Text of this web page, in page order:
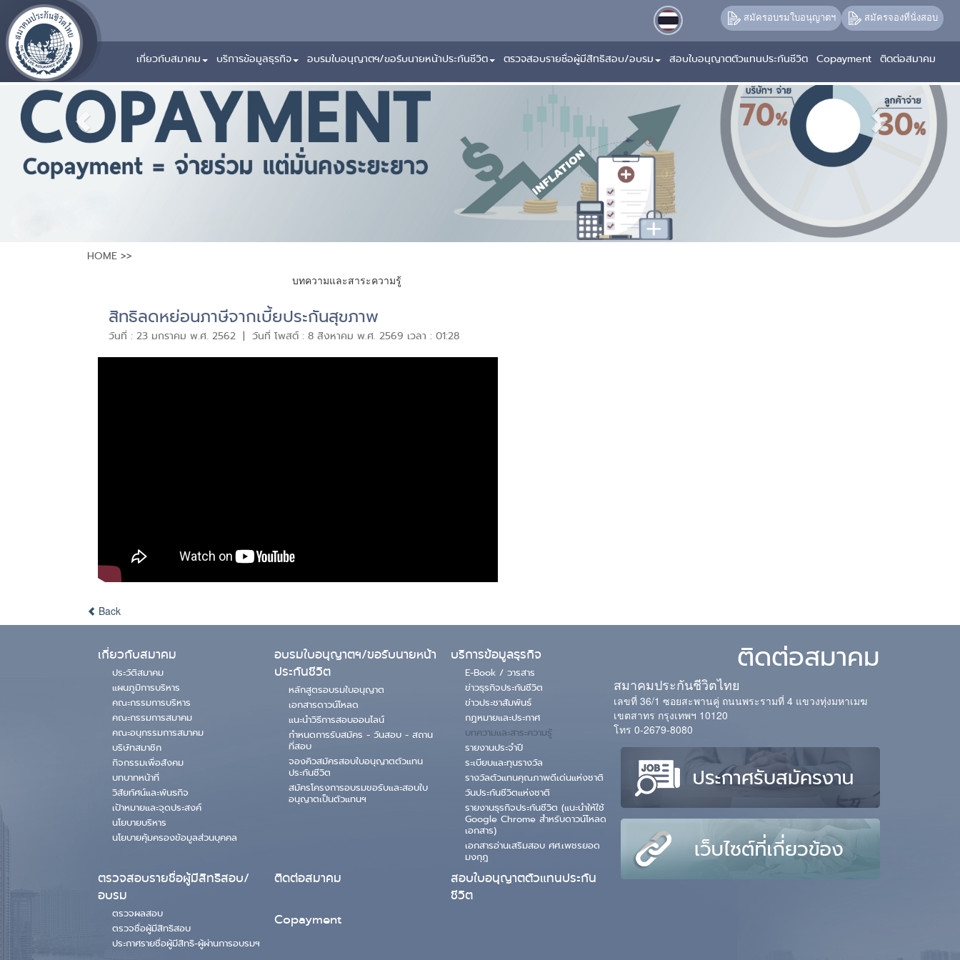
สมัครอบรมใบอนุญาตฯ สมัครจองที่นั่งสอบ
เกี่ยวกับสมาคม บริการข้อมูลธุรกิจ อบรมใบอนุญาตฯ/ขอรับนายหน้าประกันชีวิต ตรวจสอบรายชื่อผู้มีสิทธิสอบ/อบรม สอบใบอนุญาตตัวแทนประกันชีวิต Copayment ติดต่อสมาคม
Previous Next
HOME >>
บทความและสาระความรู้
สิทธิลดหย่อนภาษีจากเบี้ยประกันสุขภาพ
วันที่ : 23 มกราคม พ.ศ. 2562 | วันที่ โพสต์ : 8 สิงหาคม พ.ศ. 2569 เวลา : 01:28
Back
เกี่ยวกับสมาคม
ประวัติสมาคม
แผนภูมิการบริหาร
คณะกรรมการบริหาร
คณะกรรมการสมาคม
คณะอนุกรรมการสมาคม
บริษัทสมาชิก
กิจกรรมเพื่อสังคม
บทบาทหน้าที่
วิสัยทัศน์และพันธกิจ
เป้าหมายและจุดประสงค์
นโยบายบริหาร
นโยบายคุ้มครองข้อมูลส่วนบุคคล
อบรมใบอนุญาตฯ/ขอรับนายหน้า
ประกันชีวิต
หลักสูตรอบรมใบอนุญาต
เอกสารดาวน์โหลด
แนะนำวิธีการสอบออนไลน์
กำหนดการรับสมัคร - วันสอบ - สถาน
ที่สอบ
จองคิวสมัครสอบใบอนุญาตตัวแทน
ประกันชีวิต
สมัครโครงการอบรมขอรับและสอบใบ
อนุญาตเป็นตัวแทนฯ
บริการข้อมูลธุรกิจ
E-Book / วารสาร
ข่าวธุรกิจประกันชีวิต
ข่าวประชาสัมพันธ์
กฏหมายและประกาศ
บทความและสาระความรู้
รายงานประจำปี
ระเบียบและทุนรางวัล
รางวัลตัวแทนคุณภาพดีเด่นแห่งชาติ
วันประกันชีวิตแห่งชาติ
รายงานธุรกิจประกันชีวิต (แนะนำให้ใช้
Google Chrome สำหรับดาวน์โหลด
เอกสาร)
เอกสารอ่านเสริมสอบ ศศ.เพชรยอด
มงกุฎ
ตรวจสอบรายชื่อผู้มีสิทธิสอบ/
อบรม
ตรวจผลสอบ
ตรวจชื่อผู้มีสิทธิสอบ
ประกาศรายชื่อผู้มีสิทธิ-ผู้ผ่านการอบรมฯ
ติดต่อสมาคม
สอบใบอนุญาตตัวแทนประกัน
ชีวิต
Copayment
ติดต่อสมาคม
สมาคมประกันชีวิตไทย
เลขที่ 36/1 ซอยสะพานคู่ ถนนพระรามที่ 4 แขวงทุ่งมหาเมฆ
เขตสาทร กรุงเทพฯ 10120
โทร 0-2679-8080